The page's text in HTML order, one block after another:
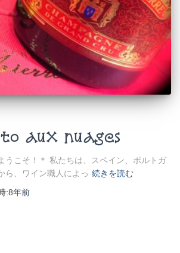
aux nuages
うこそ！＊ 私たちは、スペイン、ポルトガ
ら、ワイン職人によっ 続きを読む
:8年前